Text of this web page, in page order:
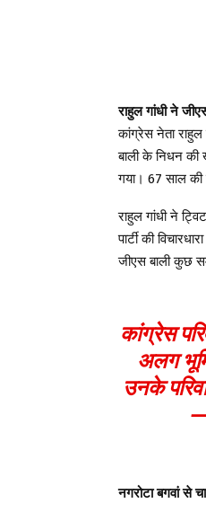
राहुल गांधी ने
कांग्रेस नेता
बाली के निधन की
गया। 67 साल की
राहुल गांधी ने
पार्टी की
जीएस बाली कुछ
कांग्रेस
अलग
उनके
—
नगरोटा बगवां से